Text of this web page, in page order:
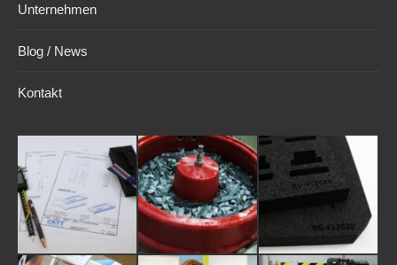
Unternehmen
Blog / News
Kontakt